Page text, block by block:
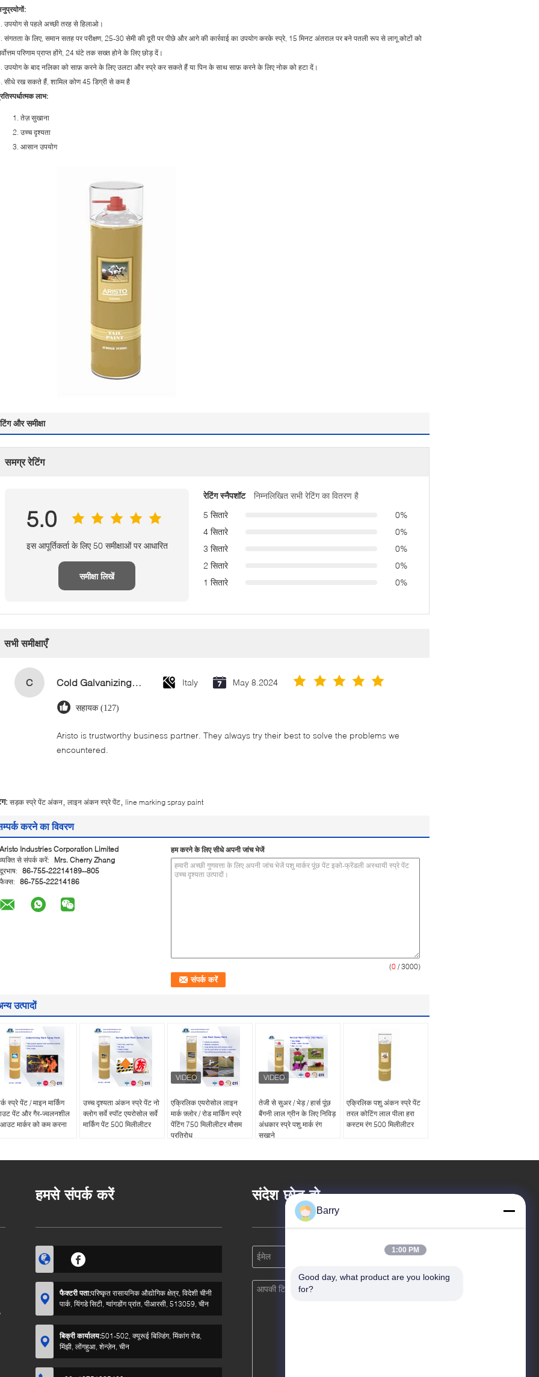
उपयोग से पहले अच्छी तरह से हिलाओ।
संगतता के लिए, समान सतह पर परीक्षण, 25-30 सेमी की दूरी पर पीछे और आगे की कार्रवाई का उपयोग करके स्प्रे, 15 मिनट अंतराल पर बने पतली रूप से लागू कोटों को
परिणाम प्राप्त होंगे, 24 घंटे तक सख्त होने के लिए छोड़ दें।
उपयोग के बाद नलिका को साफ़ करने के लिए उलटा और स्प्रे कर सकते हैं या पिन के साथ साफ़ करने के लिए नोक को हटा दें।
सीधे रख सकते हैं, शामिल कोण 45 डिग्री से कम है
लाभ:
तेज़ सुखाना
उच्च दृश्यता
आसान उपयोग
और समीक्षा
समग्र रेटिंग
5.0
इस आपूर्तिकर्ता के लिए 50 समीक्षाओं पर आधारित
समीक्षा लिखें
रेटिंग स्नैपशॉट
निम्नलिखित सभी रेटिंग का वितरण है
5 सितारे
0%
4 सितारे
0%
3 सितारे
0%
2 सितारे
0%
1 सितारे
0%
सभी समीक्षाएँ
C Cold Galvanizing Zinc Spray Paint 400ml Italy May 8.2024
सहायक (127)
Aristo is trustworthy business partner. They always try their best to solve the problems we
encountered.
सड़क स्प्रे पेंट अंकन लाइन अंकन स्प्रे पेंट line marking spray paint
करने का विवरण
Aristo Industries Corporation Limited
व्यक्ति से संपर्क करें:
Mrs. Cherry Zhang
दूरभाष: 86-755-22214189--805
फैक्स: 86-755-22214186
हम करने के लिए सीधे अपनी जांच भेजें
(0 / 3000)
उत्पादों
स्प्रे पेंट / माइन मार्किंग
पेंट और गैर-ज्वलनशील
मार्कर को कम करना
उच्च दृश्यता अंकन स्प्रे पेंट नो
क्लोग सर्वे स्पॉट एयरोसोल सर्वे
मार्किंग पेंट 500 मिलीलीटर
एक्रिलिक एयरोसोल लाइन
मार्क फ़्लोर / रोड मार्किंग स्प्रे
पेंटिंग 750 मिलीलीटर मौसम
प्रतिरोध
तेजी से सुअर / भेड़ / हार्स पूंछ
बैंगनी लाल ग्रीन के लिए निविड़
अंधकार स्प्रे पशु मार्क रंग
सुखाने
एक्रिलिक पशु अंकन स्प्रे पेंट
तरल कोटिंग लाल पीला हरा
कस्टम रंग 500 मिलीलीटर
हमसे संपर्क करें
फैक्टरी पता:परिष्कृत रासायनिक औद्योगिक क्षेत्र, विदेशी चीनी
पार्क, यिंगडे सिटी, ग्वांगडोंग प्रांत, पीआरसी, 513059, चीन
बिक्री कार्यालय:501-502, क्यूरूई बिल्डिंग, मिंकांग रोड,
मिंझी, लोंगहुआ, शेन्ज़ेन, चीन
संदेश छोड़ दो
Barry
1:00 PM
Good day, what product are you looking
for?